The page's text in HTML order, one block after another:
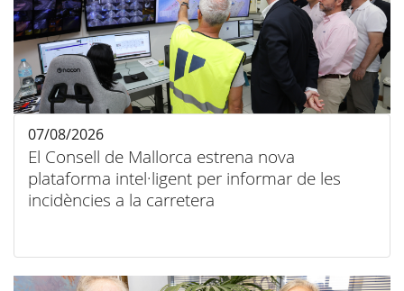
El Consell de Mallorca estrena nova
plataforma intel·ligent per informar de les
incidències a la carretera
07/08/2026